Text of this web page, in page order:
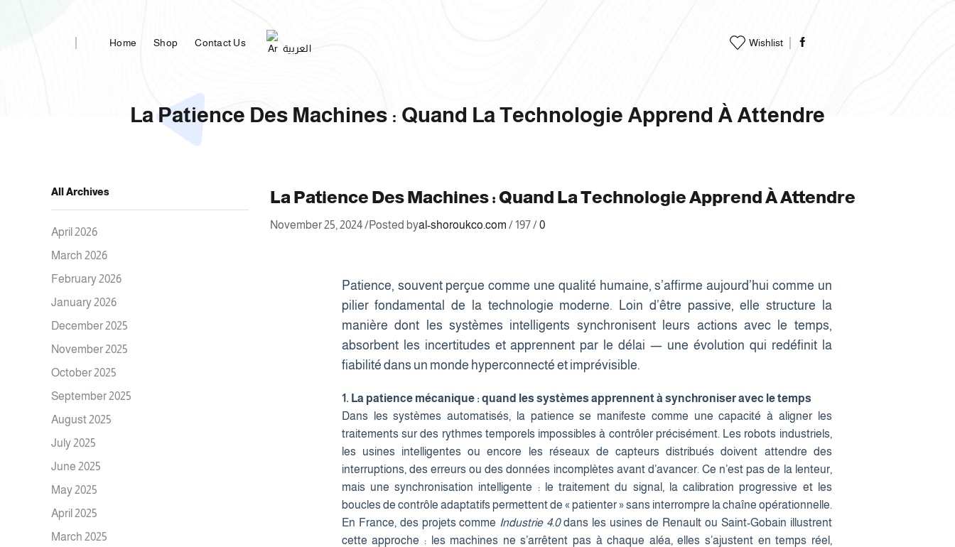
Home Shop Contact Us العربية Wishlist
La Patience Des Machines : Quand La Technologie Apprend À Attendre
La Patience Des Machines : Quand La Technologie Apprend À Attendre
November 25, 2024 /Posted byal-shoroukco.com / 197 / 0
Patience, souvent perçue comme une qualité humaine, s’affirme aujourd’hui comme un
pilier fondamental de la technologie moderne. Loin d’être passive, elle structure la
manière dont les systèmes intelligents synchronisent leurs actions avec le temps,
absorbent les incertitudes et apprennent par le délai — une évolution qui redéfinit la
fiabilité dans un monde hyperconnecté et imprévisible.
1. La patience mécanique : quand les systèmes apprennent à synchroniser avec le temps
Dans les systèmes automatisés, la patience se manifeste comme une capacité à aligner les
traitements sur des rythmes temporels impossibles à contrôler précisément. Les robots industriels,
les usines intelligentes ou encore les réseaux de capteurs distribués doivent attendre des
interruptions, des erreurs ou des données incomplètes avant d’avancer. Ce n’est pas de la lenteur,
mais une synchronisation intelligente : le traitement du signal, la calibration progressive et les
boucles de contrôle adaptatifs permettent de « patienter » sans interrompre la chaîne opérationnelle.
En France, des projets comme Industrie 4.0dans les usines de Renault ou Saint-Gobain illustrent
cette approche : les machines ne s’arrêtent pas à chaque aléa, elles s’ajustent en temps réel,
All Archives
April 2026
March 2026
February 2026
January 2026
December 2025
November 2025
October 2025
September 2025
August 2025
July 2025
June 2025
May 2025
April 2025
March 2025